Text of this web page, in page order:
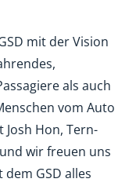
mit der Vision
als auch
vom Auto
Hon, Tern-
wir freuen uns
GSD alles